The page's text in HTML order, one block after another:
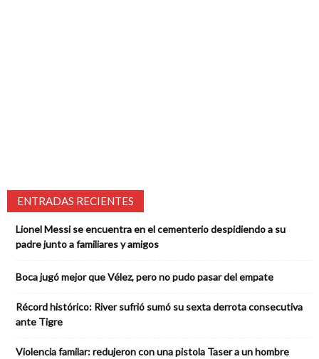
ENTRADAS RECIENTES
Lionel Messi se encuentra en el cementerio despidiendo a su
padre junto a familiares y amigos
Boca jugó mejor que Vélez, pero no pudo pasar del empate
Récord histórico: River sufrió sumó su sexta derrota consecutiva
ante Tigre
Violencia familar: redujeron con una pistola Taser a un hombre